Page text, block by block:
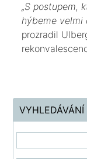
​„S postupem,
hýbeme velmi
prozradil
VYHLEDÁVÁNÍ